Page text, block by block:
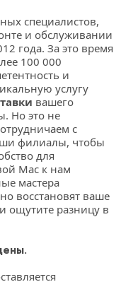
специалистов,
и обслуживании
года. За это время
100 000
и
вашего
Но это не
с
филиалы, чтобы
для
Mac к нам
мастера
восстановят ваше
ощутите разницу в